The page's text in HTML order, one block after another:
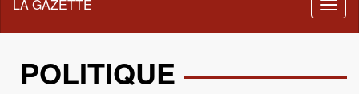
la
LA GAZETTE
POLITIQUE